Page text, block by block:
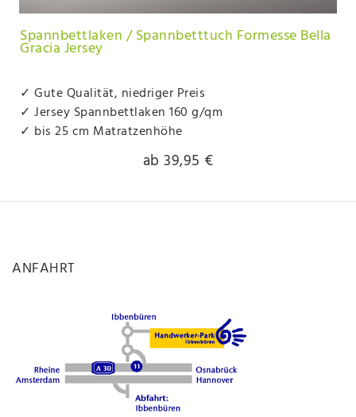
Spannbettlaken / Spannbetttuch Formesse Bella
Gracia Jersey
✓ Gute Qualität, niedriger Preis
✓ Jersey Spannbettlaken 160 g/qm
✓ bis 25 cm Matratzenhöhe
ab 39,95 €
ANFAHRT